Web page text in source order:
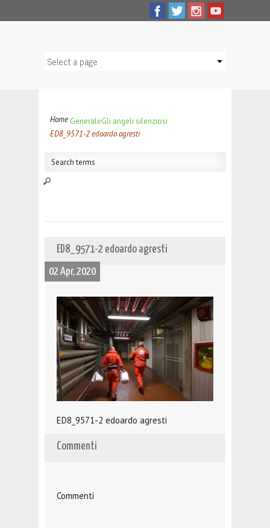
Home GeneraleGli angeli silenziosi
ED8_9571-2 edoardo agresti
ED8_9571-2 edoardo agresti
02 Apr, 2020
ED8_9571-2 edoardo agresti
Commenti
Commenti